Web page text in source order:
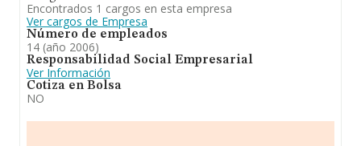
Encontrados 1 cargos en esta empresa
Ver cargos de Empresa
Número de empleados
14 (año 2006)
Responsabilidad Social Empresarial
Ver Información
Cotiza en Bolsa
NO